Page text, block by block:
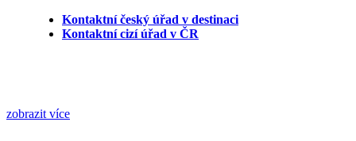
Kontaktní český úřad v destinaci
Kontaktní cizí úřad v ČR
zobrazit více